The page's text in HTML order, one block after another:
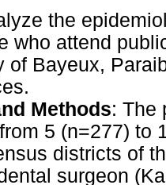
the
who attend
of Bayeux,
Methods: The
5 (n=277) to
districts of
surgeon